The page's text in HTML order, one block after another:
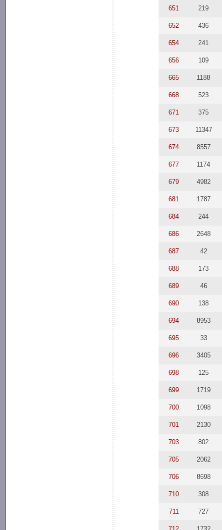
651 219
652 436
654 241
656 109
665 1188
668 523
671 375
673 11347
674 8557
677 1174
679 4982
681 1787
684 244
686 2648
687 42
688 173
689 46
690 138
694 8953
695 33
696 3405
698 125
699 1719
700 1098
701 2130
703 802
705 2062
706 8698
710 308
711 727